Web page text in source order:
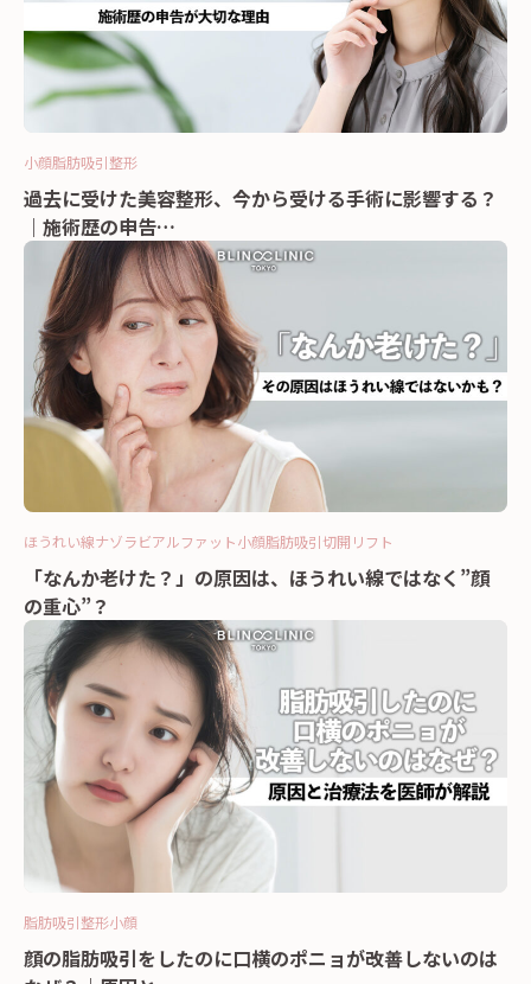
小顔脂肪吸引整形
過去に受けた美容整形、今から受ける手術に影響する？
｜施術歴の申告…
ほうれい線ナゾラビアルファット小顔脂肪吸引切開リフト
「なんか老けた？」の原因は、ほうれい線ではなく”顔
の重心”？
脂肪吸引整形小顔
顔の脂肪吸引をしたのに口横のポニョが改善しないのは